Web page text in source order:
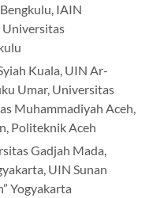
IAIN
Universitas
Kuala, UIN Ar-
Umar, Universitas
Muhammadiyah Aceh,
Politeknik Aceh
Gadjah Mada,
UIN Sunan
Yogyakarta